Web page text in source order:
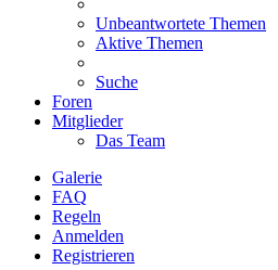
Unbeantwortete Themen
Aktive Themen
Suche
Foren
Mitglieder
Das Team
Galerie
FAQ
Regeln
Anmelden
Registrieren